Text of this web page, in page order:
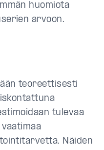
huomiota
arvoon.
teoreettisesti
tulevaa
Näiden